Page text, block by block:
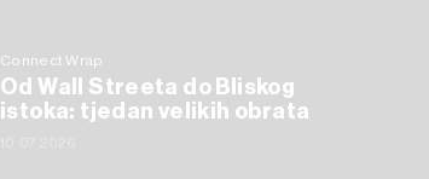
Connect Wrap
Od Wall Streeta do Bliskog
istoka: tjedan velikih obrata